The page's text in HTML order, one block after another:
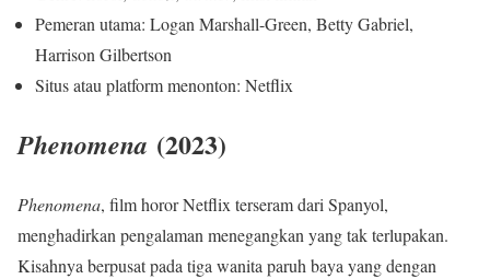
Pemeran utama: Logan Marshall-Green, Betty Gabriel,
Harrison Gilbertson
Situs atau platform menonton: Netflix
Phenomena (2023)
Phenomena, film horor Netflix terseram dari Spanyol,
menghadirkan pengalaman menegangkan yang tak terlupakan.
Kisahnya berpusat pada tiga wanita paruh baya yang dengan